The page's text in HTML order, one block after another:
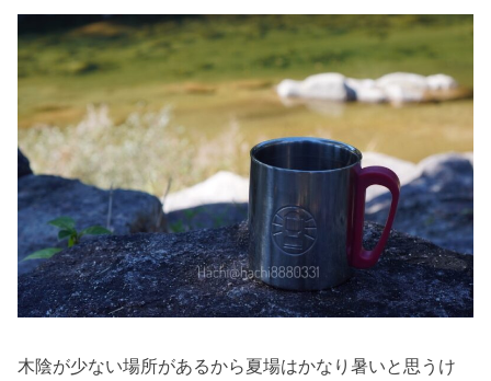
木陰が少ない場所があるから夏場はかなり暑いと思うけ